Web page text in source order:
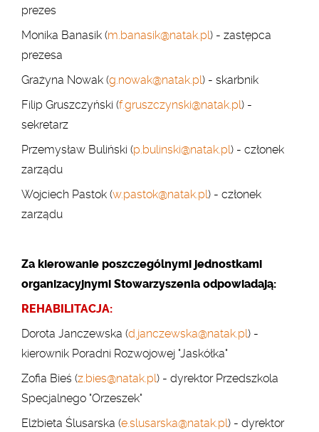
prezes
Monika Banasik (m.banasik@natak.pl) - zastępca
prezesa
Grażyna Nowak (g.nowak@natak.pl) - skarbnik
Filip Gruszczyński (f.gruszczynski@natak.pl) -
sekretarz
Przemysław Buliński (p.bulinski@natak.pl) - członek
zarządu
Wojciech Pastok (w.pastok@natak.pl) - członek
zarządu
Za kierowanie poszczególnymi jednostkami
organizacyjnymi Stowarzyszenia odpowiadają:
REHABILITACJA:
Dorota Janczewska (d.janczewska@natak.pl) -
kierownik Poradni Rozwojowej "Jaskółka"
Zofia Bieś (z.bies@natak.pl) - dyrektor Przedszkola
Specjalnego "Orzeszek"
Elżbieta Ślusarska (e.slusarska@natak.pl) - dyrektor